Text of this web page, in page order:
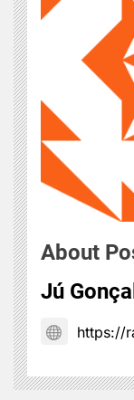
About
Jú
https://